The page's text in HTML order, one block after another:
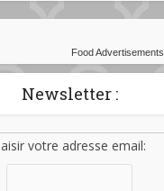
Food Advertisements
Newsletter :
votre adresse email: